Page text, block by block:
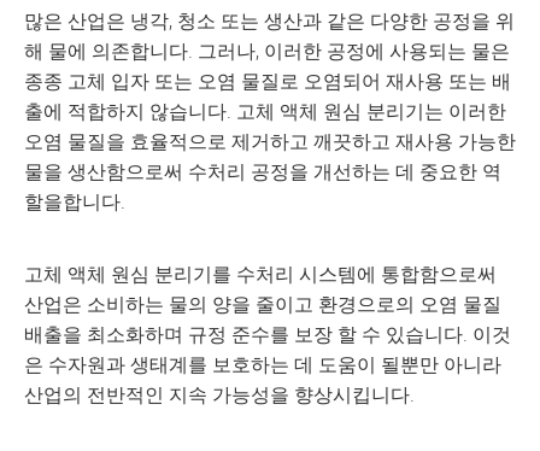
많은 산업은 냉각, 청소 또는 생산과 같은 다양한 공정을 위
해 물에 의존합니다. 그러나, 이러한 공정에 사용되는 물은
종종 고체 입자 또는 오염 물질로 오염되어 재사용 또는 배
출에 적합하지 않습니다. 고체 액체 원심 분리기는 이러한
오염 물질을 효율적으로 제거하고 깨끗하고 재사용 가능한
물을 생산함으로써 수처리 공정을 개선하는 데 중요한 역
할을합니다.
고체 액체 원심 분리기를 수처리 시스템에 통합함으로써
산업은 소비하는 물의 양을 줄이고 환경으로의 오염 물질
배출을 최소화하며 규정 준수를 보장 할 수 있습니다. 이것
은 수자원과 생태계를 보호하는 데 도움이 될뿐만 아니라
산업의 전반적인 지속 가능성을 향상시킵니다.